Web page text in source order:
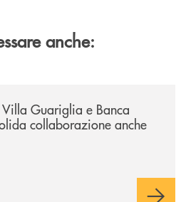
anche:
Guariglia e Banca
collaborazione anche